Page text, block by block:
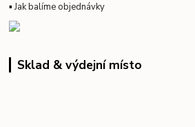
▪Jak balíme objednávky
Sklad & výdejní místo